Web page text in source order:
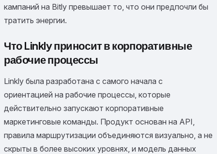
кампаний на Bitly превышает то, что они предпочли бы
тратить энергии.
Что Linkly приносит в корпоративные
рабочие процессы
Linkly была разработана с самого начала с
ориентацией на рабочие процессы, которые
действительно запускают корпоративные
маркетинговые команды. Продукт основан на API,
правила маршрутизации объединяются визуально, а не
скрыты в более высоких уровнях, и модель данных